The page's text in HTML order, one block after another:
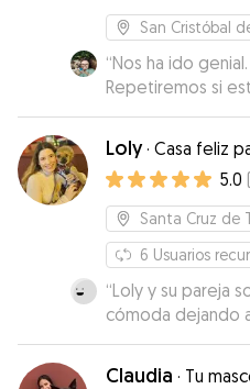
San Cristóbal
“Nos ha ido
Repetiremos si está disponible. Mérida feliz
Eva”
Loly· Casa feliz
5.0 (
Santa Cruz de
6 Usuarios
“Loly y su pareja
cómoda dejando
me informaron de
fotos y cuidaron
Claudia · Tu